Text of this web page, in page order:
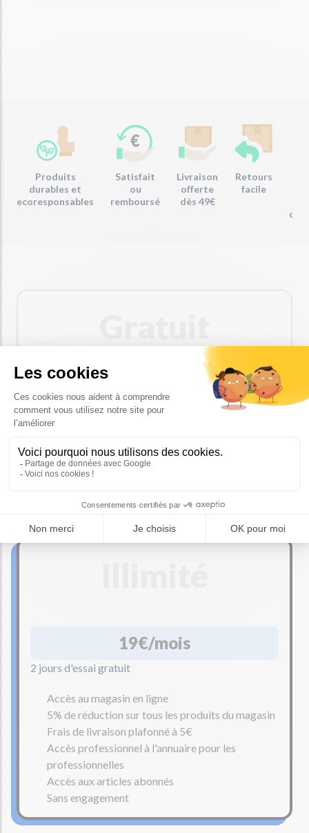
Produits
durables et
ecoresponsables
Satisfait
ou
remboursé
Livraison
offerte
dès 49€
Retours
facile
0€
5% de réduction sur tous les produits du magasin
Frais de livraison plafonné à 5€
professionnelles
19€/mois
2 jours d'essai gratuit
Accès au magasin en ligne
5% de réduction sur tous les produits du magasin
Frais de livraison plafonné à 5€
Accès professionnel à l'annuaire pour les
professionnelles
Accès aux articles abonnés
Sans engagement